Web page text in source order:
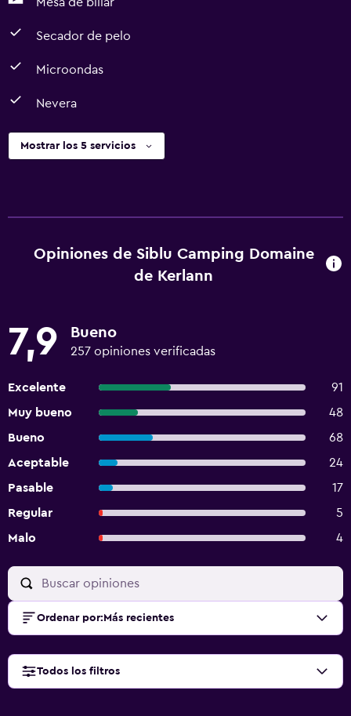
Secador de pelo
Microondas
Nevera
Mostrar los 5 servicios
Opiniones de Siblu Camping Domaine
de Kerlann
7,9 Bueno
257 opiniones verificadas
Excelente
91
Muy bueno
48
Bueno
68
Aceptable
24
Pasable
17
Regular
5
Malo
4
Ordenar por: Más recientes
Todos los filtros